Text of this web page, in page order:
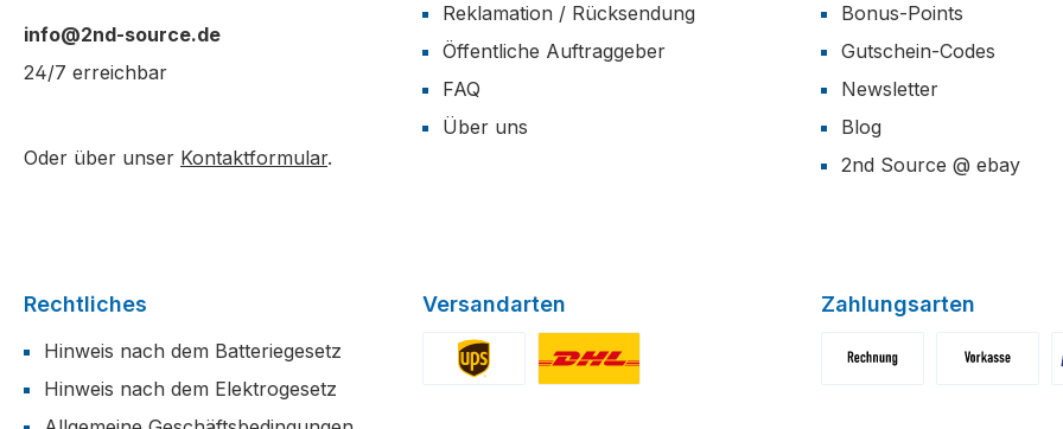
info@2nd-source.de
24/7 erreichbar
Oder über unser Kontaktformular.
Reklamation / Rücksendung
Öffentliche Auftraggeber
FAQ
Über uns
Bonus-Points
Gutschein-Codes
Newsletter
Blog
2nd Source @ ebay
Rechtliches
Hinweis nach dem Batteriegesetz
Hinweis nach dem Elektrogesetz
Versandarten Zahlungsarten